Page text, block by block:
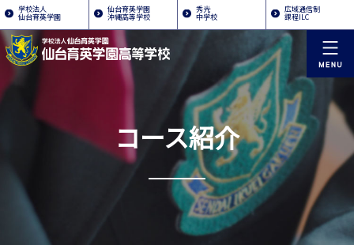
学校法人
仙台育英学園
仙台育英学園
沖縄高等学校
秀光
中学校
広域通信制
課程ILC
コース紹介